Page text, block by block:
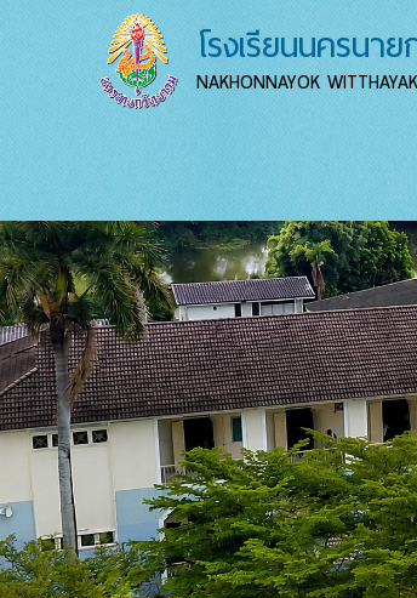
โรงเรียนนครนา
NAKHONNAYOK